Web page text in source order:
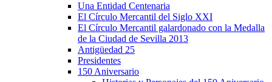
Una Entidad Centenaria
El Círculo Mercantil del Siglo XXI
El Círculo Mercantil galardonado con la Medalla
de la Ciudad de Sevilla 2013
Antigüedad 25
Presidentes
150 Aniversario